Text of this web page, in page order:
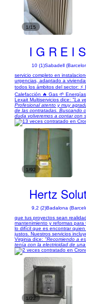
1/15
I G R E I
10 (1)Sabadell
servicio completo en
urgencias, adaptado a
todos los ámbitos del sector:
Calefacción 🔥 Gas 🌱 Energías
Lexait Multiservicios dice: "La
Profesional atento y muy
de las contratadas. Buscando
duda volveremos a contar con
1/92
Hertz
9,2 (2)Badalona
que tus proyectos sean
mantenimiento y reformas
lo difícil que es encontrar
justos. Nuestros servicios
Virginia dice: "Recomiendo a
tenía con la electricidad de
1/22